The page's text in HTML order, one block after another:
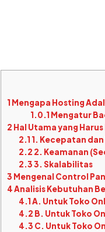
1 Mengapa Hosting
1.0.1 Mengatur
2 Hal Utama yang
2.1 1. Kecepatan
2.2 2. Keamanan
2.33. Skalabilitas
3 Mengenal Control
4Analisis Kebutuhan
4.1A. Untuk Toko
4.2 B. Untuk Toko
4.3 C. Untuk Toko